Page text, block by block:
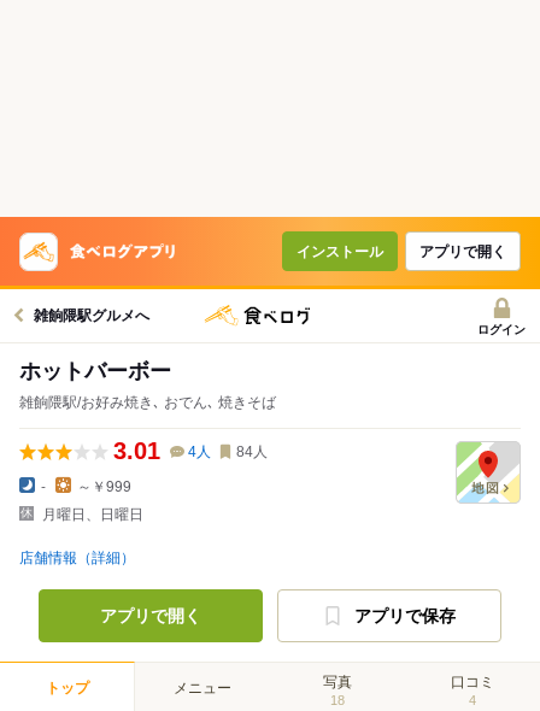
インストール アプリで開く
雑餉隈駅グルメへ
ログイン
ホットバーボー
雑餉隈駅/お好み焼き､ おでん､ 焼きそば
3.01 4人 84人
-
～￥999
月曜日、日曜日
店舗情報（詳細）
アプリで開く アプリで保存
トップ メニュー 写真
18
口コミ
4